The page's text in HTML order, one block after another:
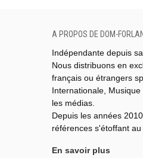
A PROPOS DE DOM-
Indépendante depuis
Nous distribuons en
français ou étrangers
Internationale, Musique
les médias.
Depuis les années
références s'étoffant
En savoir plus